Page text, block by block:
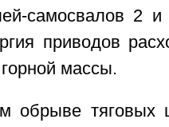
самосвалов 2 и
приводов
массы.
обрыве